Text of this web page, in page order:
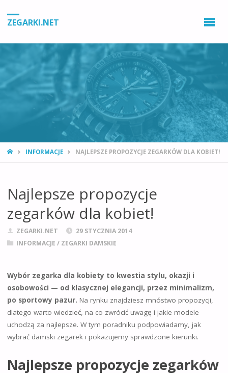
ZEGARKI.NET
STRONA
INFORMACJE NAJLEPSZE PROPOZYCJE ZEGARKÓW DLA KOBIET!
Najlepsze propozycje
zegarków dla kobiet!
ZEGARKI.NET
29 STYCZNIA 2014
INFORMACJE / ZEGARKI DAMSKIE
Wybór zegarka dla kobiety to kwestia stylu, okazji i
osobowości — od klasycznej elegancji, przez minimalizm,
po sportowy pazur. Na rynku znajdziesz mnóstwo propozycji,
dlatego warto wiedzieć, na co zwrócić uwagę i jakie modele
uchodzą za najlepsze. W tym poradniku podpowiadamy, jak
wybrać damski zegarek i pokazujemy sprawdzone kierunki.
Najlepsze propozycje zegarków